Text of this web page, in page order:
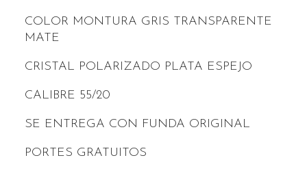
COLOR MONTURA GRIS TRANSPARENTE
MATE
CRISTAL POLARIZADO PLATA ESPEJO
CALIBRE 55/20
SE ENTREGA CON FUNDA ORIGINAL
PORTES GRATUITOS